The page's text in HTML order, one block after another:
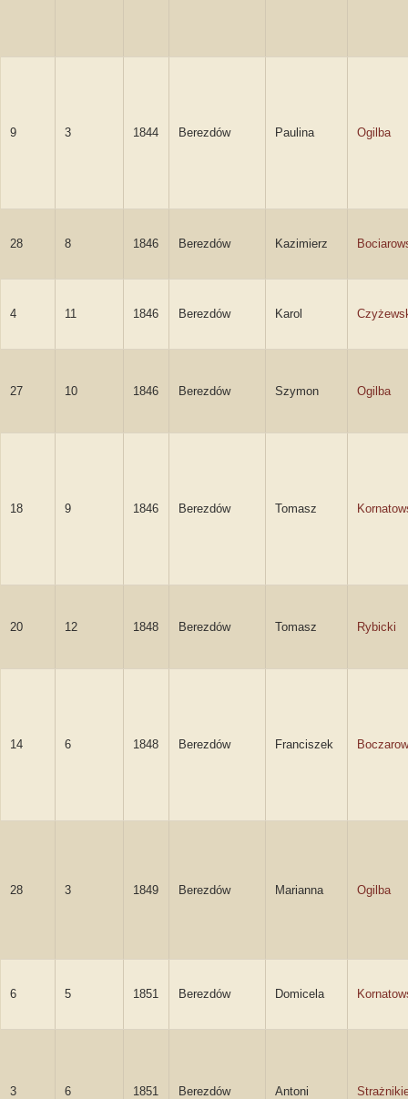
9 3 1844 Berezdów Paulina Ogilba
28 8 1846 Berezdów Kazimierz
4 11 1846 Berezdów Karol
27 10 1846 Berezdów Szymon Ogilba
18 9 1846 Berezdów Tomasz
20 12 1848 Berezdów Tomasz Rybicki
14 6 1848 Berezdów Franciszek
28 3 1849 Berezdów Marianna Ogilba
6 5 1851 Berezdów Domicela
3 6 1851 Berezdów Antoni